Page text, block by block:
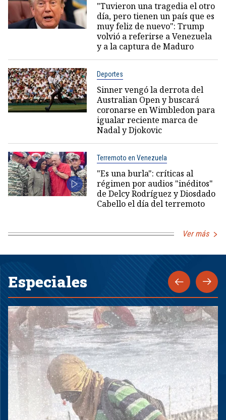
"Tuvieron una tragedia el otro
día, pero tienen un país que es
muy feliz de nuevo": Trump
volvió a referirse a Venezuela
y a la captura de Maduro
Deportes
Sinner vengó la derrota del
Australian Open y buscará
coronarse en Wimbledon para
igualar reciente marca de
Nadal y Djokovic
Terremoto en Venezuela
"Es una burla": críticas al
régimen por audios "inéditos"
de Delcy Rodríguez y Diosdado
Cabello el día del terremoto
Ver más
Especiales